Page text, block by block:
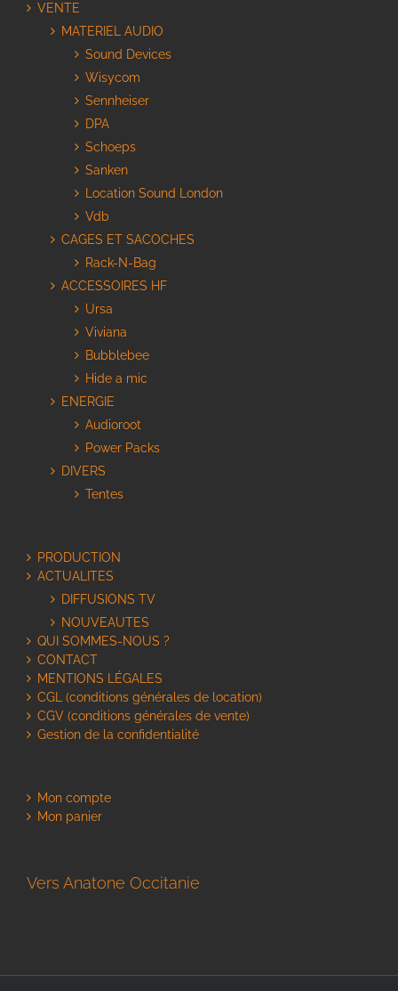
VENTE
MATERIEL AUDIO
Sound Devices
Wisycom
Sennheiser
DPA
Schoeps
Sanken
Location Sound London
Vdb
CAGES ET SACOCHES
Rack-N-Bag
ACCESSOIRES HF
Ursa
Viviana
Bubblebee
Hide a mic
ENERGIE
Audioroot
Power Packs
DIVERS
Tentes
PRODUCTION
ACTUALITES
DIFFUSIONS TV
NOUVEAUTES
QUI SOMMES-NOUS ?
CONTACT
MENTIONS LÉGALES
CGL (conditions générales de location)
CGV (conditions générales de vente)
Gestion de la confidentialité
Mon compte
Mon panier
Vers Anatone Occitanie